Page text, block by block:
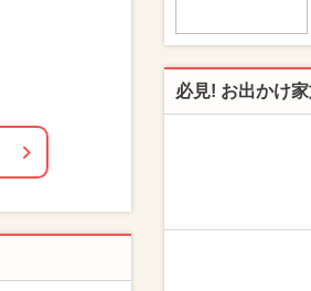
必見! お出かけ